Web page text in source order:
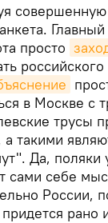
просто
в Москве с
трусы
такими
Да, поляки
сами себе
России,
рано